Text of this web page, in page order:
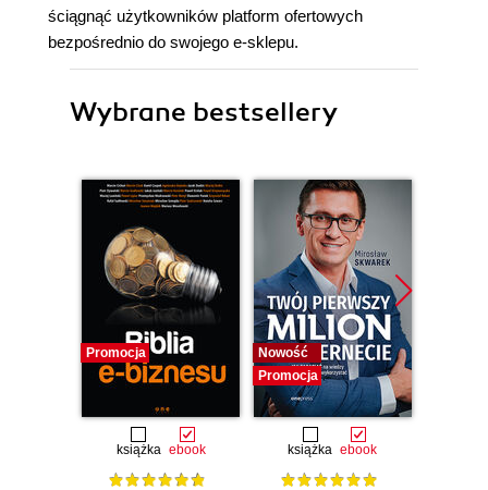
ściągnąć użytkowników platform ofertowych
bezpośrednio do swojego e-sklepu.
Wybrane bestsellery
Promocja
książka ebook
Nowość
Promocja
książka ebook